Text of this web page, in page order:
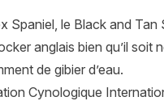
Spaniel, le Black and Tan
anglais bien qu’il soit
de gibier d’eau.
Cynologique